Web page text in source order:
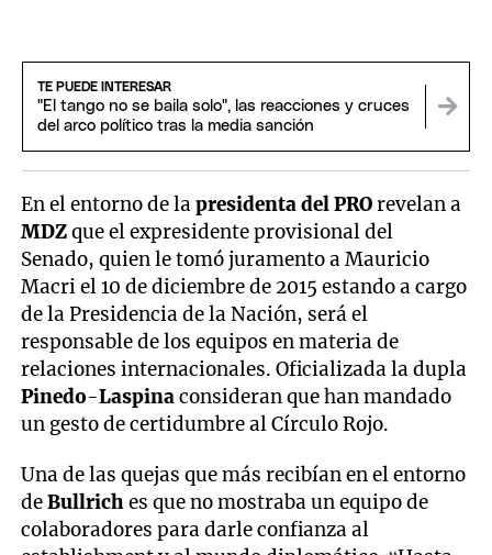
TE PUEDE INTERESAR
"El tango no se baila solo", las reacciones y cruces
del arco político tras la media sanción
En el entorno de lapresidenta del PROrevelan a
MDZque el expresidente provisional del
Senado, quien le tomó juramento a Mauricio
Macri el 10 de diciembre de 2015 estando a cargo
de la Presidencia de la Nación, será el
responsable de los equipos en materia de
relaciones internacionales. Oficializada la dupla
Pinedo-Laspinaconsideran que han mandado
un gesto de certidumbre al Círculo Rojo.
Una de las quejas que más recibían en el entorno
deBullriches que no mostraba un equipo de
colaboradores para darle confianza al